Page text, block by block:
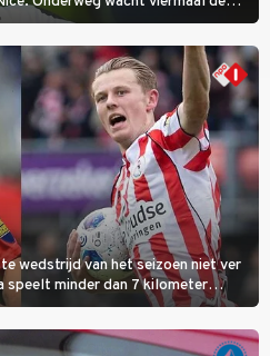
de Promenade des Anglais krijgt
trui.
wedstrijd van het seizoen niet ver
speelt minder dan 7 kilometer
spits Nacho Ferri aan van